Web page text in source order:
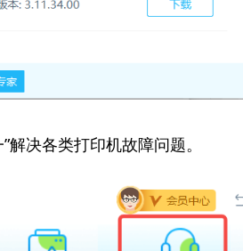
解决各类打印机故障问题。